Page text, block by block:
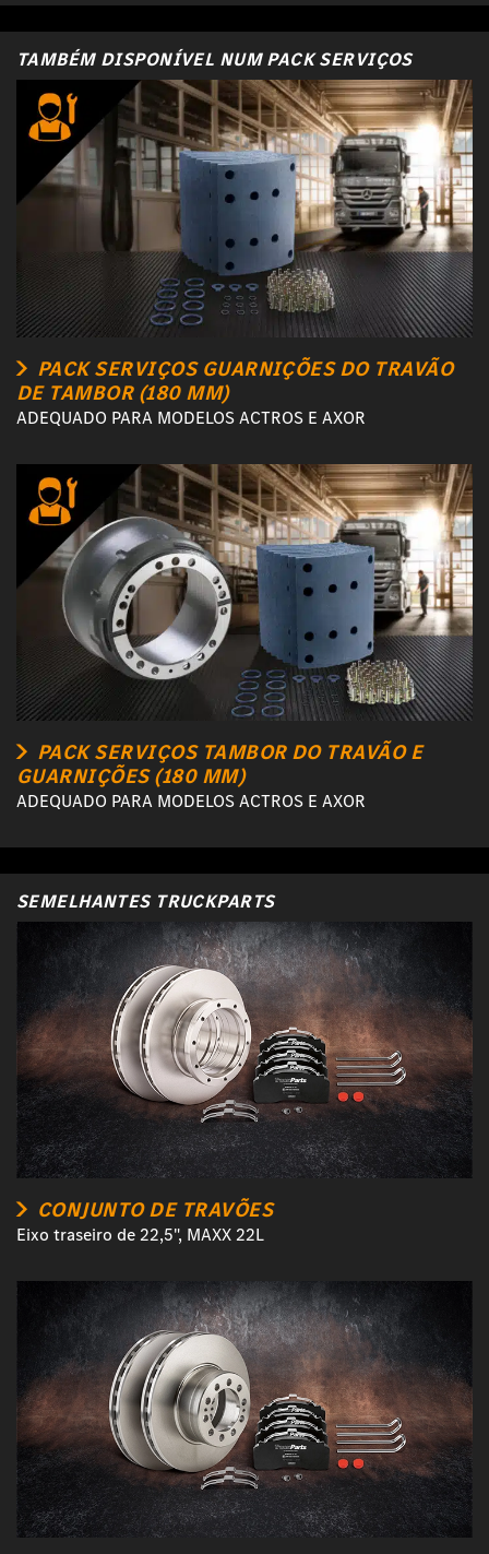
TAMBÉM DISPONÍVEL NUM PACK SERVIÇOS
PACK SERVIÇOS GUARNIÇÕES DO TRAVÃO
DE TAMBOR (180 MM)
ADEQUADO PARA MODELOS ACTROS E AXOR
PACK SERVIÇOS TAMBOR DO TRAVÃO E
GUARNIÇÕES (180 MM)
ADEQUADO PARA MODELOS ACTROS E AXOR
SEMELHANTES TRUCKPARTS
CONJUNTO DE TRAVÕES
Eixo traseiro de 22,5", MAXX 22L